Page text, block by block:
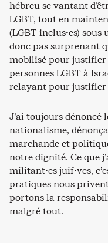
hébreu se vantant
LGBT, tout en
(LGBT inclus·es) sous
donc pas surprenant
mobilisé pour justifier
personnes LGBT à
relayant pour justifier
J’ai toujours dénoncé
nationalisme,
marchande et
notre dignité. Ce que
militant·es juif·ves,
pratiques nous
portons la
malgré tout.